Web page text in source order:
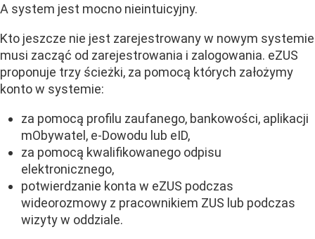
A system jest mocno nieintuicyjny.
Kto jeszcze nie jest zarejestrowany w nowym systemie
musi zacząć od zarejestrowania i zalogowania. eZUS
proponuje trzy ścieżki, za pomocą których założymy
konto w systemie:
za pomocą profilu zaufanego, bankowości, aplikacji
mObywatel, e-Dowodu lub eID,
za pomocą kwalifikowanego odpisu
elektronicznego,
potwierdzanie konta w eZUS podczas
wideorozmowy z pracownikiem ZUS lub podczas
wizyty w oddziale.